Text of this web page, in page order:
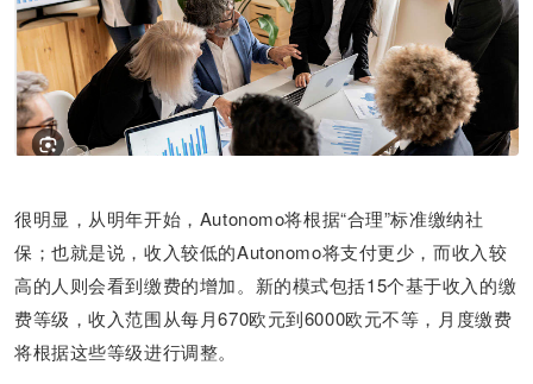
很明显，从明年开始，Autonomo将根据“合理”标准缴纳社
保；也就是说，收入较低的Autonomo将支付更少，而收入较
高的人则会看到缴费的增加。新的模式包括15个基于收入的缴
费等级，收入范围从每月670欧元到6000欧元不等，月度缴费
将根据这些等级进行调整。